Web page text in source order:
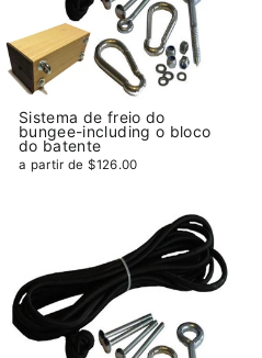
Sistema de freio do
bungee-including o bloco
do batente
a partir de $126.00